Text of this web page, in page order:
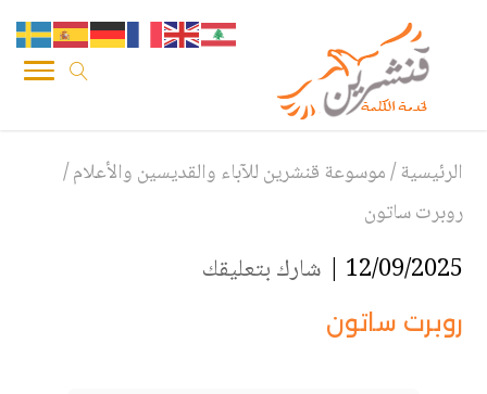
الرئيسية/موسوعة قنشرين للآباء والقديسين والأعلام/
روبرت ساتون
12/09/2025 | شارك بتعليقك
روبرت ساتون